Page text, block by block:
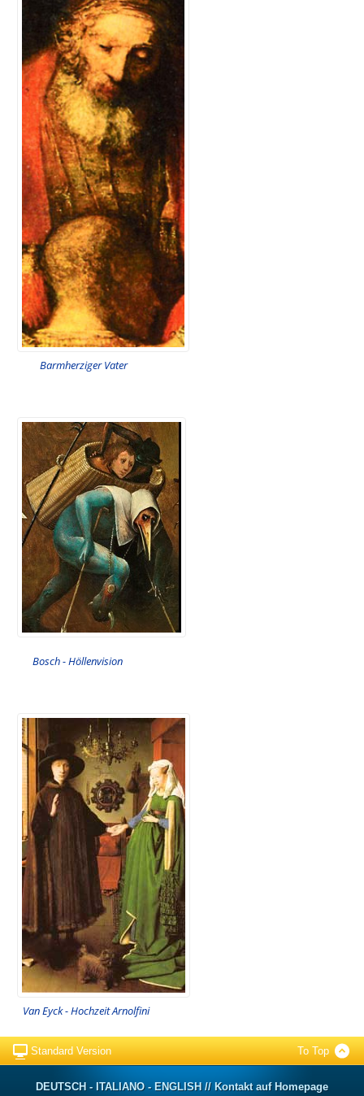
Barmherziger Vater
Bosch - Höllenvision
Van Eyck - Hochzeit Arnolfini
Standard Version To Top
DEUTSCH - ITALIANO - ENGLISH // Kontakt auf Homepage